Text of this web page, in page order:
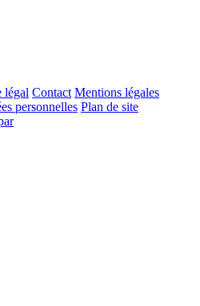
légal Contact Mentions légales
personnelles Plan de site